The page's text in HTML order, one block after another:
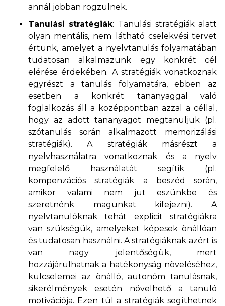
annál jobban rögzülnek.
Tanulási stratégiák: Tanulási stratégiák alatt
olyan mentális, nem látható cselekvési tervet
értünk, amelyet a nyelvtanulás folyamatában
tudatosan alkalmazunk egy konkrét cél
elérése érdekében. A stratégiák vonatkoznak
egyrészt a tanulás folyamatára, ebben az
esetben a konkrét tananyaggal való
foglalkozás áll a középpontban azzal a céllal,
hogy az adott tananyagot megtanuljuk (pl.
szótanulás során alkalmazott memorizálási
stratégiák). A stratégiák másrészt a
nyelvhasználatra vonatkoznak és a nyelv
megfelelő használatát segítik (pl.
kompenzációs stratégiák a beszéd során,
amikor valami nem jut eszünkbe és
szeretnénk magunkat kifejezni). A
nyelvtanulóknak tehát explicit stratégiákra
van szükségük, amelyeket képesek önállóan
és tudatosan használni. A stratégiáknak azért is
van nagy jelentőségük, mert
hozzájárulhatnak a hatékonyság növeléséhez,
kulcselemei az önálló, autonóm tanulásnak,
sikerélmények esetén növelhető a tanuló
motivációja. Ezen túl a stratégiák segíthetnek